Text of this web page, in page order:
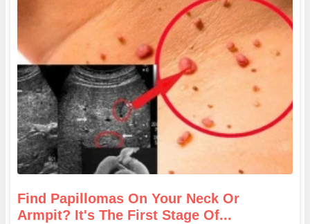
Find Papillomas On Your Neck Or
Armpit? It's The First Stage Of...